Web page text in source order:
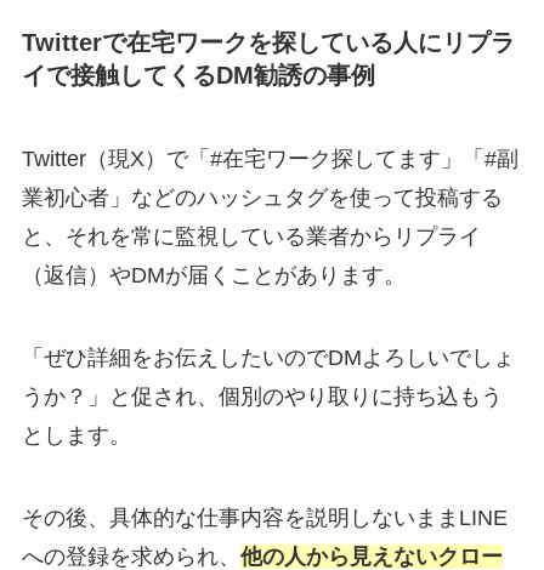
Twitterで在宅ワークを探している人にリプラ
イで接触してくるDM勧誘の事例
Twitter（現X）で「#在宅ワーク探してます」「#副
業初心者」などのハッシュタグを使って投稿する
と、それを常に監視している業者からリプライ
（返信）やDMが届くことがあります。
「ぜひ詳細をお伝えしたいのでDMよろしいでしょ
うか？」と促され、個別のやり取りに持ち込もう
とします。
その後、具体的な仕事内容を説明しないままLINE
への登録を求められ、 他の人から見えないクロー